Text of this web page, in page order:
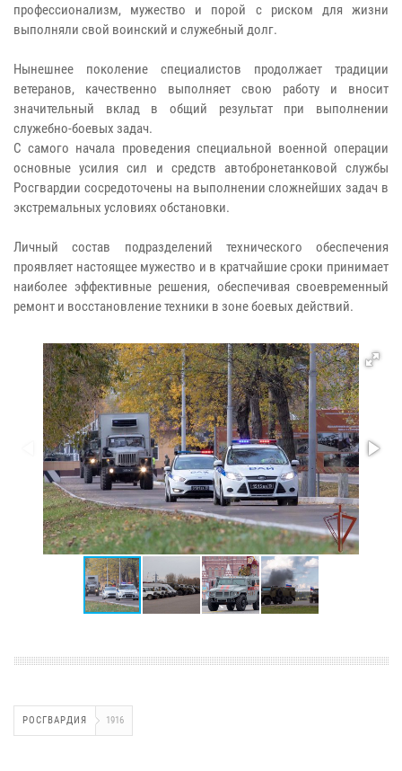
профессионализм, мужество и порой с риском для жизни
выполняли свой воинский и служебный долг.
Нынешнее поколение специалистов продолжает традиции
ветеранов, качественно выполняет свою работу и вносит
значительный вклад в общий результат при выполнении
служебно-боевых задач.
С самого начала проведения специальной военной операции
основные усилия сил и средств автобронетанковой службы
Росгвардии сосредоточены на выполнении сложнейших задач в
экстремальных условиях обстановки.
Личный состав подразделений технического обеспечения
проявляет настоящее мужество и в кратчайшие сроки принимает
наиболее эффективные решения, обеспечивая своевременный
ремонт и восстановление техники в зоне боевых действий.
РОСГВАРДИЯ 1916